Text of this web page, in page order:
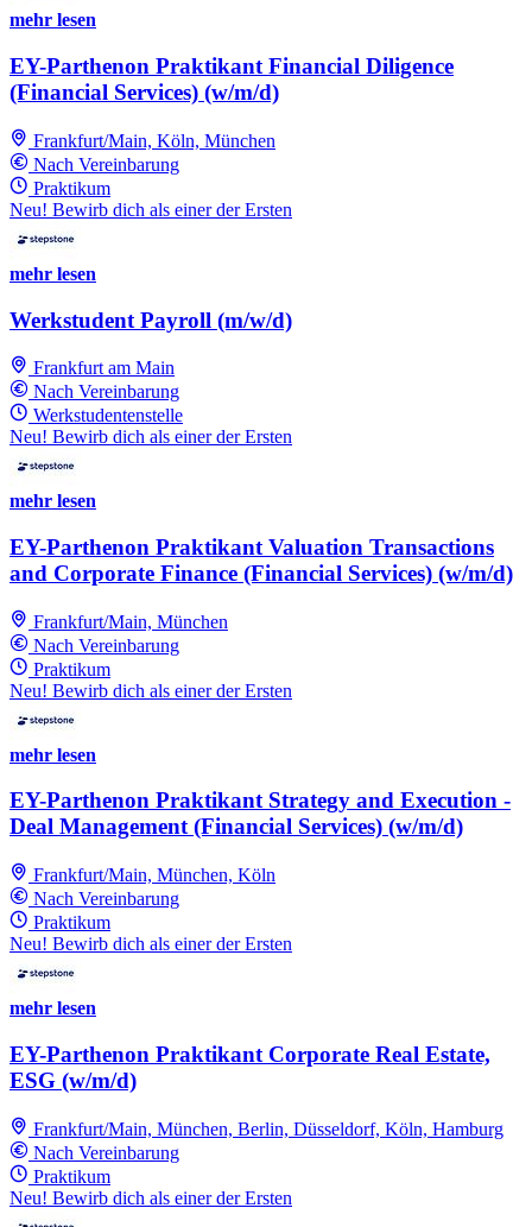
mehr lesen
EY-Parthenon Praktikant Financial Diligence
(Financial Services) (w/m/d)
Frankfurt/Main, Köln, München
Nach Vereinbarung
Praktikum
Neu! Bewirb dich als einer der Ersten
mehr lesen
Werkstudent Payroll (m/w/d)
Frankfurt am Main
Nach Vereinbarung
Werkstudentenstelle
Neu! Bewirb dich als einer der Ersten
mehr lesen
EY-Parthenon Praktikant Valuation Transactions
and Corporate Finance (Financial Services) (w/m/d)
Frankfurt/Main, München
Nach Vereinbarung
Praktikum
Neu! Bewirb dich als einer der Ersten
mehr lesen
EY-Parthenon Praktikant Strategy and Execution -
Deal Management (Financial Services) (w/m/d)
Frankfurt/Main, München, Köln
Nach Vereinbarung
Praktikum
Neu! Bewirb dich als einer der Ersten
mehr lesen
EY-Parthenon Praktikant Corporate Real Estate,
ESG (w/m/d)
Frankfurt/Main, München, Berlin, Düsseldorf, Köln, Hamburg
Nach Vereinbarung
Praktikum
Neu! Bewirb dich als einer der Ersten